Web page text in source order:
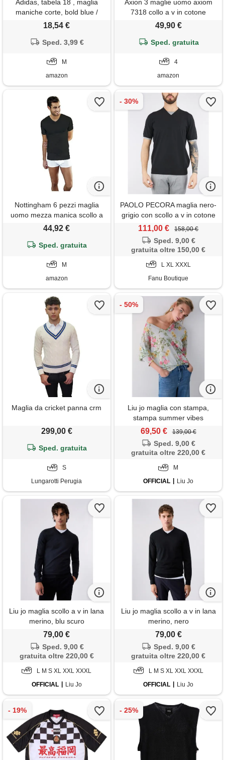
Adidas, tabela 18 , maglia
maniche corte, bold blue /
bianco, m, uomo
18,54 €
Sped. 3,99 €
M
amazon
Axion 3 maglie uomo axiom
7318 collo a v in cotone
elasticizzato (4, nero)
49,90 €
Sped. gratuita
4
amazon
Nottingham 6 pezzi maglia
uomo mezza manica scollo a
v tv6103 in cotone jersey
44,92 €
Sped. gratuita
M
amazon
PAOLO PECORA maglia nero-
grigio con scollo a v in cotone
extrafine
111,00 € 158,00 €
Sped. 9,00 €
gratuita oltre 150,00 €
L XL XXXL
Fanu Boutique
Maglia da cricket panna crm
299,00 €
Sped. gratuita
S
Lungarotti Perugia
Liu jo maglia con stampa,
stampa summer vibes
69,50 € 139,00 €
Sped. 9,00 €
gratuita oltre 220,00 €
M
OFFICIAL
Liu Jo
Liu jo maglia scollo a v in lana
merino, blu scuro
79,00 €
Sped. 9,00 €
gratuita oltre 220,00 €
L M S XL XXL XXXL
OFFICIAL
Liu Jo
Liu jo maglia scollo a v in lana
merino, nero
79,00 €
Sped. 9,00 €
gratuita oltre 220,00 €
L M S XL XXL XXXL
OFFICIAL
Liu Jo